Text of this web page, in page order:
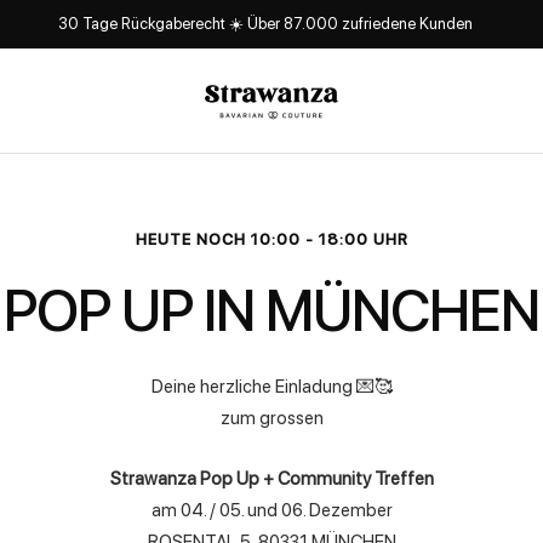
30 Tage Rückgaberecht ☀️ Über 87.000 zufriedene Kunden
Strawanza
HEUTE NOCH 10:00 - 18:00 UHR
POP UP IN MÜNCHEN
Deine herzliche Einladung 💌🥰
zum grossen
Strawanza Pop Up + Community Treffen
am 04. / 05. und 06. Dezember